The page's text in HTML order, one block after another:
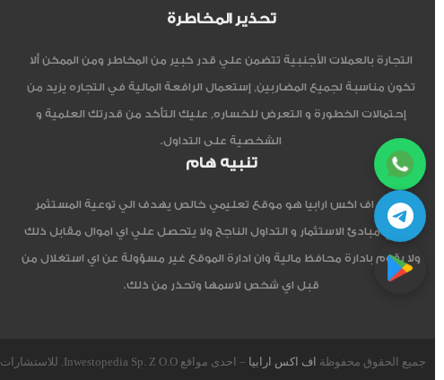
تحذير المخاطرة
التجارة بالعملات الأجنبية تتضمن علي قدر كبير من المخاطر ومن الممكن ألا
تكون مناسبة لجميع المضاربين, إستعمال الرافعة المالية في التجاره يزيد من
إحتمالات الخطورة و التعرض للخساره, عليك التأكد من قدرتك العلمية و
الشخصية على التداول.
تنبيه هام
موقع اف اكس ارابيا هو موقع تعليمي خالص يهدف الي توعية المستثمر
العربي مبادئ الاستثمار و التداول الناجح ولا يتحصل علي اي اموال مقابل ذلك
ولا يقوم بادارة محافظ مالية وان ادارة الموقع غير مسؤولة عن اي استغلال من
قبل اي شخص لاسمها وتحذر من ذلك.
جميع الحقوق محفوظة اف اكس ارابيا – احدى مواقع Inwestopedia Sp. Z O.O. للاستشارات و التدريب – جمهورية بولندا الإتحادية.